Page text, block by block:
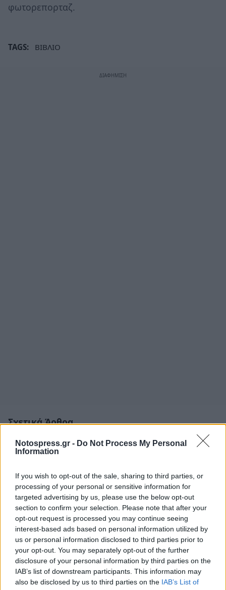
Notospress.gr - Do Not Process My Personal
Information
If you wish to opt-out of the sale, sharing to third parties, or
processing of your personal or sensitive information for
targeted advertising by us, please use the below opt-out
section to confirm your selection. Please note that after your
opt-out request is processed you may continue seeing
interest-based ads based on personal information utilized by
us or personal information disclosed to third parties prior to
your opt-out. You may separately opt-out of the further
disclosure of your personal information by third parties on the
IAB’s list of downstream participants. This information may
also be disclosed by us to third parties on the IAB’s List of
φωτορεπορταζ.
TAGS: ΒΙΒΛΙΟ
Σχετικά Άρθρα